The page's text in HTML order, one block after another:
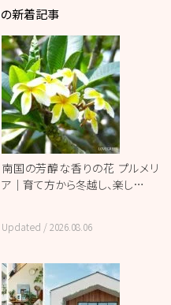
の新着記事
南国の芳醇な香りの花 プルメリ
ア｜育て方から冬越し、楽し…
Updated /2026.08.06